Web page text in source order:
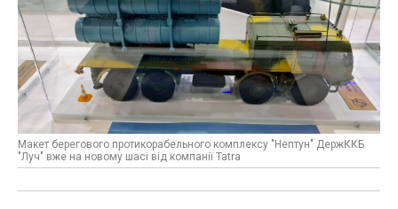
Макет берегового протикорабельного комплексу "Нептун" ДержККБ
"Луч" вже на новому шасі від компанії Tatra